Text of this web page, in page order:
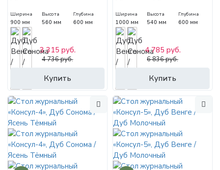
Ширина
900 мм
Высота
560 мм
Глубина
600 мм
Купить
3 315 руб.
4 736 руб.
Ширина
1000 мм
Высота
540 мм
Глубина
600 мм
Купить
4 785 руб.
6 836 руб.